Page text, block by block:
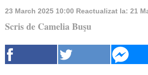
23 March 2025 10:00 Reactualizat la: 21
Scris de Camelia Buşu